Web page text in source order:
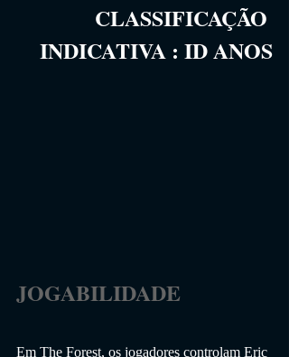
CLASSIFICAÇÃO
INDICATIVA : ID ANOS
JOGABILIDADE
Em The Forest, os jogadores controlam Eric